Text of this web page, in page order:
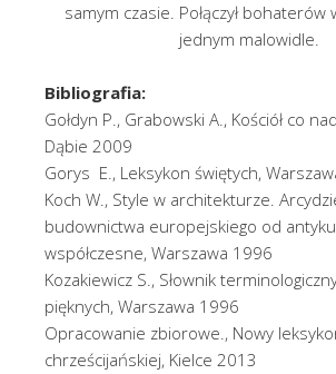
samym czasie. Połączył bohaterów
jednym malowidle.
Bibliografia:
Gołdyn P., Grabowski A., Kościół co
Dąbie 2009
Gorys E., Leksykon świętych,
Koch W., Style w architekturze.
budownictwa europejskiego od
współczesne, Warszawa 1996
Kozakiewicz S., Słownik
pięknych, Warszawa 1996
Opracowanie zbiorowe., Nowy
chrześcijańskiej, Kielce 2013